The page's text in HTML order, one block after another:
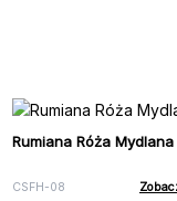
Rumiana Róża Mydlana
CSFH-08